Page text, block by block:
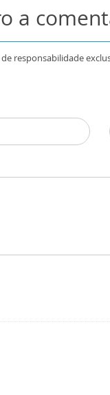
a
responsabilidade